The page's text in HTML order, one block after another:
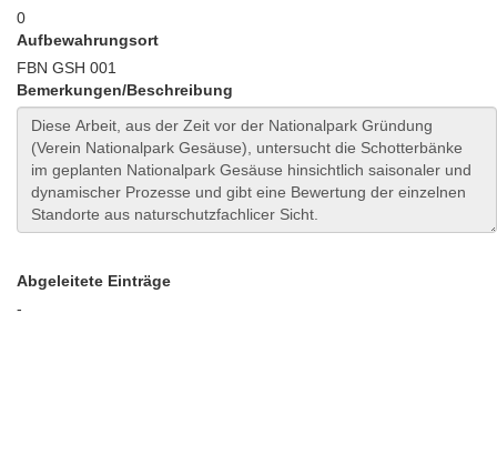
0
Aufbewahrungsort
FBN GSH 001
Bemerkungen/Beschreibung
Abgeleitete Einträge
-